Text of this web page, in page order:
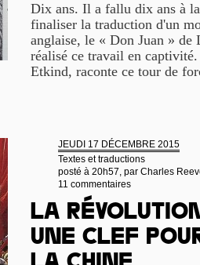
Dix ans. Il a fallu dix ans à
finaliser la traduction d'un
anglaise, le « Don Juan »
réalisé ce travail en
Etkind, raconte ce tour de
JEUDI 17 DÉCEMBRE 2015
Textes et traductions
posté à 20h57, par Charles
11 commentaires
La
une clef